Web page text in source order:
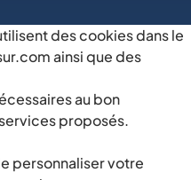
des cookies dans le
ainsi que des
au bon
proposés.
personnaliser votre